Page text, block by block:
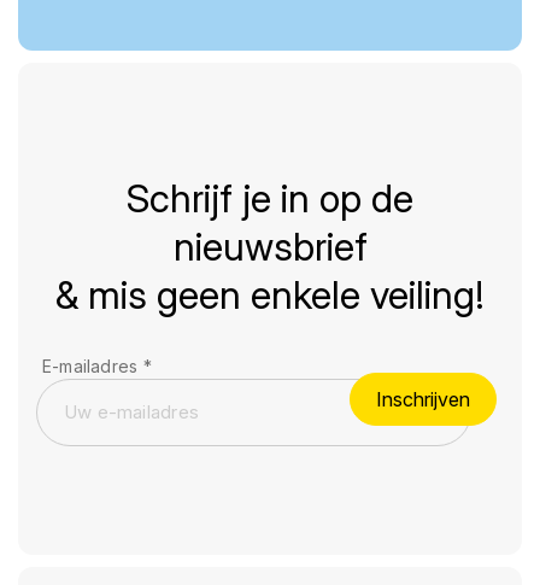
Schrijf je in op de
nieuwsbrief
& mis geen enkele veiling!
E-mailadres *
Inschrijven